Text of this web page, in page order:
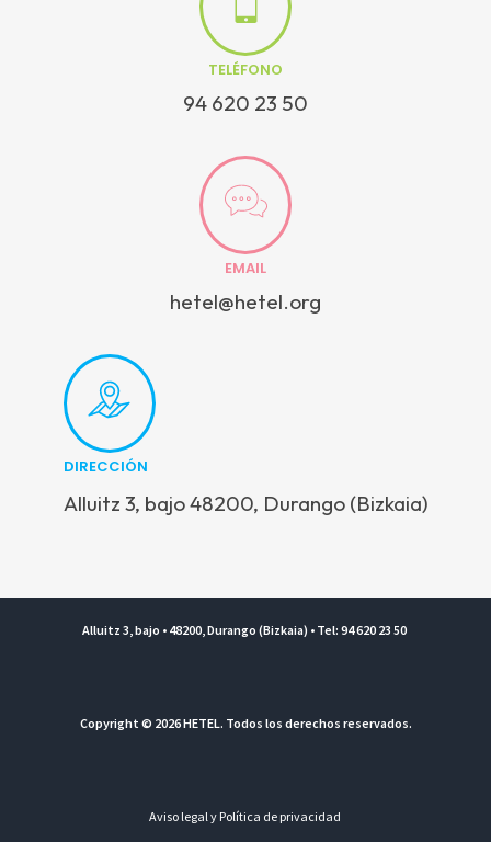
TELÉFONO
94 620 23 50
EMAIL
hetel@hetel.org
DIRECCIÓN
Alluitz 3, bajo 48200, Durango (Bizkaia)
Alluitz 3, bajo • 48200, Durango (Bizkaia) • Tel: 94 620 23 50
Copyright © 2026 HETEL. Todos los derechos reservados.
Aviso legal y Política de privacidad